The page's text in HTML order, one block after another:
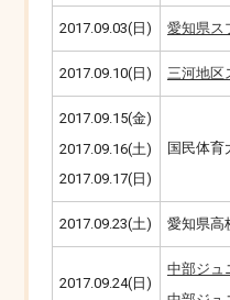
2017.09.03(日) 愛知県ス
2017.09.10(日) 三河地区
2017.09.15(金)
2017.09.16(土)
2017.09.17(日)
国民体育
2017.09.23(土) 愛知県高
2017.09.24(日)
中部ジ